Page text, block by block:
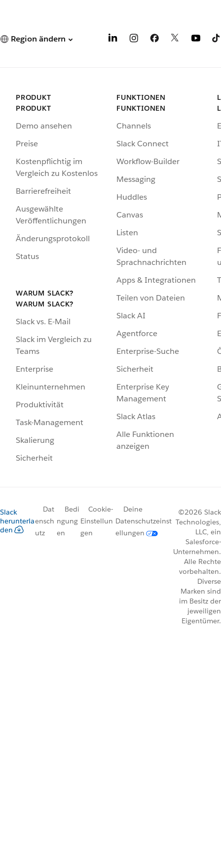
Region ändern
PRODUKT
PRODUKT
Demo ansehen
Preise
Kostenpflichtig im
Vergleich zu Kostenlos
Barrierefreiheit
Ausgewählte
Veröffentlichungen
Änderungsprotokoll
Status
WARUM SLACK?
WARUM SLACK?
Slack vs. E-Mail
Slack im Vergleich zu
Teams
Enterprise
Kleinunternehmen
Produktivität
Task-Management
Skalierung
Sicherheit
FUNKTIONEN
FUNKTIONEN
Channels
Slack Connect
Workflow-Builder
Messaging
Huddles
Canvas
Listen
Video- und
Sprachnachrichten
Apps & Integrationen
Teilen von Dateien
Slack AI
Agentforce
Enterprise-Suche
Sicherheit
Enterprise Key
Management
Slack Atlas
Alle Funktionen
anzeigen
Slack
herunterla
den
Dat
ensch
utz
Bedi
ngung
en
Cookie-
Einstellun
gen
Deine
Datenschutzeinst
ellungen
©2026 Slack
Technologies,
LLC, ein
Salesforce-
Unternehmen.
Alle Rechte
vorbehalten.
Diverse
Marken sind
im Besitz der
jeweiligen
Eigentümer.